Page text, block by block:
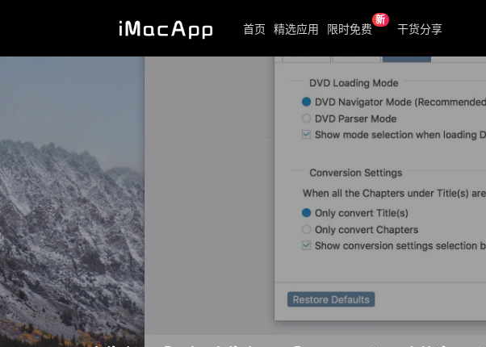
首页 精选应用 限时免费
新
干货分享